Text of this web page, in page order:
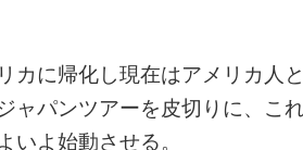
カに帰化し現在はアメリカ人
ャパンツアーを皮切りに、こ
いよ始動させる。